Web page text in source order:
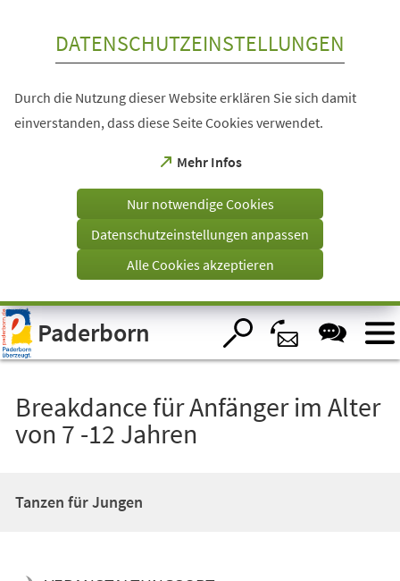
Visuelle
Assistenzsoftware
öffnen.
DATENSCHUTZEINSTELLUNGEN
Durch die Nutzung dieser Website erklären Sie sich damit
einverstanden, dass diese Seite Cookies verwendet.
Mehr Infos
(Öffnet
einem
Tab)
Nur notwendige Cookies
Datenschutzeinstellungen anpassen
Alle Cookies akzeptieren
Paderborn
Breakdance für Anfänger im Alter
von 7 -12 Jahren
Tanzen für Jungen